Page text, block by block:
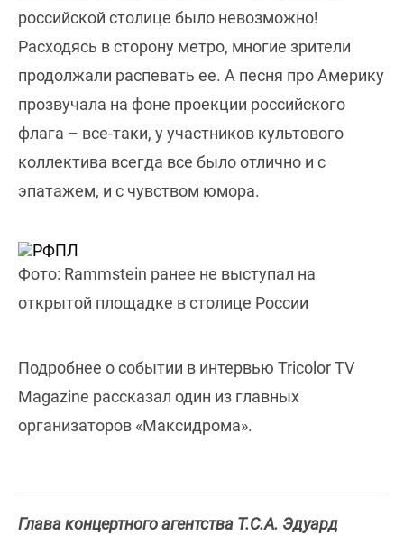
российской столице было невозможно!
Расходясь в сторону метро, многие зрители
продолжали распевать ее. А песня про Америку
прозвучала на фоне проекции российского
флага – все-таки, у участников культового
коллектива всегда все было отлично и с
эпатажем, и с чувством юмора.
Фото: Rammstein ранее не выступал на
открытой площадке в столице России
Подробнее о событии в интервью Tricolor TV
Magazine рассказал один из главных
организаторов «Максидрома».
Глава концертного агентства T.C.A. Эдуард